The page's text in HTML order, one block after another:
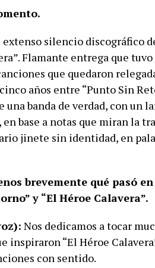
silencio discográfico
Flamante entrega que
que quedaron
años entre “Punto Sin
banda de verdad, con un
en base a notas que miran la
jinete sin identidad, en
brevemente qué pasó
y “El Héroe Calavera”.
Nos dedicamos a tocar
inspiraron “El Héroe
con sentido.